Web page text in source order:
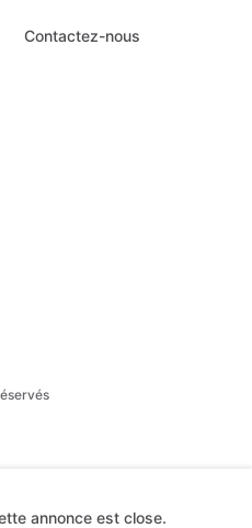
annonce est close.
Contactez-nous